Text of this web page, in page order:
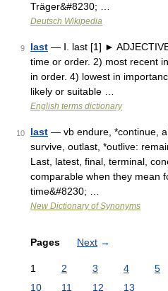
Träger&#8230; …
Deutsch Wikipedia
9 last — Ⅰ. last [1] ►
time or order. 2) most recent
in order. 4) lowest in
likely or suitable …
English terms dictionary
10 last — vb endure, *continue,
survive, outlast, *outlive:
Last, latest, final, terminal,
comparable when they mean
time&#8230; …
New Dictionary of Synonyms
Pages Next →
1 2 3 4 5
10
11 12 13